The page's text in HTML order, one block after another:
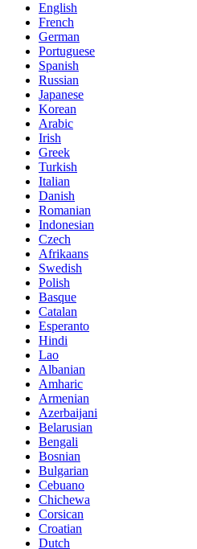
English
French
German
Portuguese
Spanish
Russian
Japanese
Korean
Arabic
Irish
Greek
Turkish
Italian
Danish
Romanian
Indonesian
Czech
Afrikaans
Swedish
Polish
Basque
Catalan
Esperanto
Hindi
Lao
Albanian
Amharic
Armenian
Azerbaijani
Belarusian
Bengali
Bosnian
Bulgarian
Cebuano
Chichewa
Corsican
Croatian
Dutch